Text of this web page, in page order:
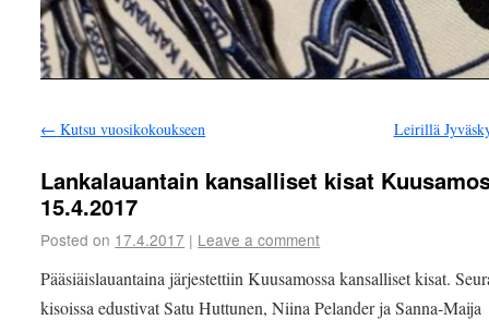
← Kutsu vuosikokoukseen Leirillä
Lankalauantain kansalliset kisat
15.4.2017
Posted on 17.4.2017 | Leave a comment
Pääsiäislauantaina järjestettiin Kuusamossa kansalliset kisat.
kisoissa edustivat Satu Huttunen, Niina Pelander ja Sanna-Maija